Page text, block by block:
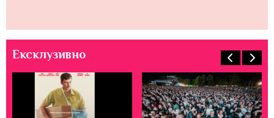
Ексклузивно